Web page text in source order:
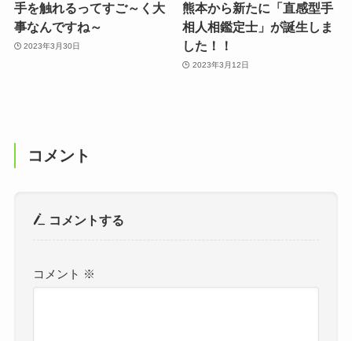
手を触れるってすご～く大
事なんですね～
2023年3月30日
熊本から新たに「直感型手
相人相鑑定士」が誕生しま
した！！
2023年3月12日
コメント
コメントする
コメント ※